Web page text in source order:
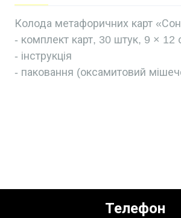
Колода метафоричних карт
- комплект карт, 30 штук, 9 × 12
- інструкція
- паковання (оксамитовий
Телефон